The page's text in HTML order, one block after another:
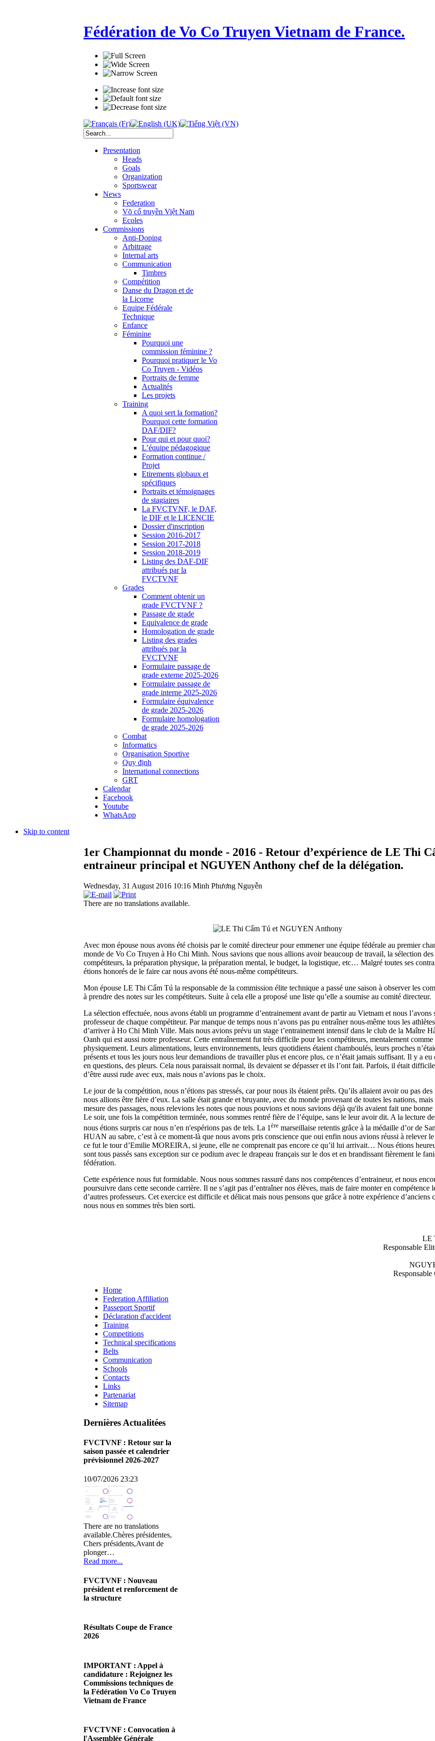
Fédération de Vo Co Truyen Vietnam de France.
Presentation
Heads
Goals
Organization
Sportswear
News
Federation
Võ cổ truyền Việt Nam
Ecoles
Commissions
Anti-Doping
Arbitrage
Internal arts
Communication
Timbres
Compétition
Danse du Dragon et de
la Licorne
Equipe Fédérale
Technique
Enfance
Féminine
Pourquoi une
commission féminine ?
Pourquoi pratiquer le Vo
Co Truyen - Vidéos
Portraits de femme
Actualités
Les projets
Training
A quoi sert la formation?
Pourquoi cette formation
DAF/DIF?
Pour qui et pour quoi?
L’équipe pédagogique
Formation continue /
Projet
Etirements globaux et
spécifiques
Portraits et témoignages
de stagiaires
La FVCTVNF, le DAF,
le DIF et le LICENCIE
Dossier d'inscription
Session 2016-2017
Session 2017-2018
Session 2018-2019
Listing des DAF-DIF
attribués par la
FVCTVNF
Grades
Comment obtenir un
grade FVCTVNF ?
Passage de grade
Equivalence de grade
Homologation de grade
Listing des grades
attribués par la
FVCTVNF
Formulaire passage de
grade externe 2025-2026
Formulaire passage de
grade interne 2025-2026
Formulaire équivalence
de grade 2025-2026
Formulaire homologation
de grade 2025-2026
Combat
Informatics
Organisation Sportive
Quy định
International connections
GRT
Calendar
Facebook
Youtube
WhatsApp
Skip to content
1er Championnat du monde - 2016 - Retour d’expérience de LE Thi
entraineur principal et NGUYEN Anthony chef de la délégation.
Wednesday, 31 August 2016 10:16 Minh Phương Nguyễn
There are no translations available.
Avec mon épouse nous avons été choisis par le comité directeur pour emmener une équipe fédérale au premier
monde de Vo Co Truyen à Ho Chi Minh. Nous savions que nous allions avoir beaucoup de travail, la sélection des
compétiteurs, la préparation physique, la préparation mental, le budget, la logistique, etc… Malgré toutes ses
étions honorés de le faire car nous avons été nous-même compétiteurs.
Mon épouse LE Thi Cẩm Tú la responsable de la commission élite technique a passé une saison à observer les
à prendre des notes sur les compétiteurs. Suite à cela elle a proposé une liste qu’elle a soumise au comité directeur.
La sélection effectuée, nous avons établi un programme d’entrainement avant de partir au Vietnam et nous l’avons
professeur de chaque compétiteur. Par manque de temps nous n’avons pas pu entraîner nous-même tous les
d’arriver à Ho Chi Minh Ville. Mais nous avions prévu un stage t’entrainement intensif dans le club de la Maître
Oanh qui est aussi notre professeur. Cette entraînement fut très difficile pour les compétiteurs, mentalement comme
physiquement. Leurs alimentations, leurs environnements, leurs quotidiens étaient chamboulés, leurs proches
présents et tous les jours nous leur demandions de travailler plus et encore plus, ce n’était jamais suffisant. Il y a eu
en questions, des pleurs. Cela nous paraissait normal, ils devaient se dépasser et ils l’ont fait. Parfois, il était
d’être aussi rude avec eux, mais nous n’avions pas le choix.
Le jour de la compétition, nous n’étions pas stressés, car pour nous ils étaient prêts. Qu’ils allaient avoir ou pas des
nous allions être fière d’eux. La salle était grande et bruyante, avec du monde provenant de toutes les nations, mais
mesure des passages, nous relevions les notes que nous pouvions et nous savions déjà qu'ils avaient fait une bonne
Le soir, une fois la compétition terminée, nous sommes rentré fière de l’équipe, sans le leur avoir dit. A la lecture
nous étions surpris car nous n’en n'espérions pas de tels. La 1 ère marseillaise retentis grâce à la médaille d’or de
HUAN au sabre, c’est à ce moment-là que nous avons pris conscience que oui enfin nous avions réussi à relever
ce fut le tour d’Emilie MOREIRA, si jeune, elle ne comprenait pas encore ce qu’il lui arrivait… Nous étions
sont tous passés sans exception sur ce podium avec le drapeau français sur le dos et en brandissant fièrement le
fédération.
Cette expérience nous fut formidable. Nous nous sommes rassuré dans nos compétences d’entraineur, et nous
poursuivre dans cette seconde carrière. Il ne s’agit pas d’entraîner nos élèves, mais de faire monter en compétence
d’autres professeurs. Cet exercice est difficile et délicat mais nous pensons que grâce à notre expérience d’anciens
nous nous en sommes très bien sorti.
LE
Responsable
Home
Federation Affiliation
Passeport Sportif
Déclaration d'accident
Training
Competitions
Technical specifications
Belts
Communication
Schools
Contacts
Links
Partenariat
Sitemap
Dernières Actualitées
FVCTVNF : Retour sur la
saison passée et calendrier
prévisionnel 2026-2027
10/07/2026 23:23
There are no translations
available.Chères présidentes,
Chers présidents,Avant de
plonger…
Read more...
FVCTVNF : Nouveau
président et renforcement de
la structure
There are no translations
available.Chères Présidentes,
Résultats Coupe de France
2026
There are no translations
available.Cliquez sur ce lien
pour accéder aux résultats
Read more...
IMPORTANT : Appel à
candidature : Rejoignez les
Commissions techniques de
la Fédération Vo Co Truyen
Vietnam de France
There are no translations
available.Madame la
FVCTVNF : Convocation à
l'Assemblée Générale